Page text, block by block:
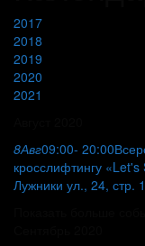
2017
2018
2019
2020
2021
8Авг09:00- 20:00
кросслифтингу «Let's
Лужники ул., 24, стр. 1